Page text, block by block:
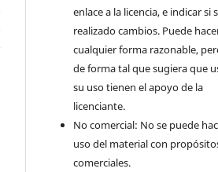
enlace a la licencia, e indicar si
realizado cambios. Puede
cualquier forma razonable,
de forma tal que sugiera que
su uso tienen el apoyo de la
licenciante.
No comercial: No se puede
uso del material con
comerciales.